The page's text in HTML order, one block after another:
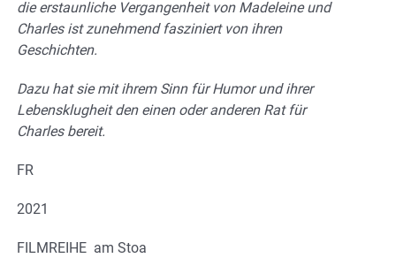
die erstaunliche Vergangenheit von Madeleine und
Charles ist zunehmend fasziniert von ihren
Geschichten.
Dazu hat sie mit ihrem Sinn für Humor und ihrer
Lebensklugheit den einen oder anderen Rat für
Charles bereit.
FR
2021
FILMREIHE am Stoa